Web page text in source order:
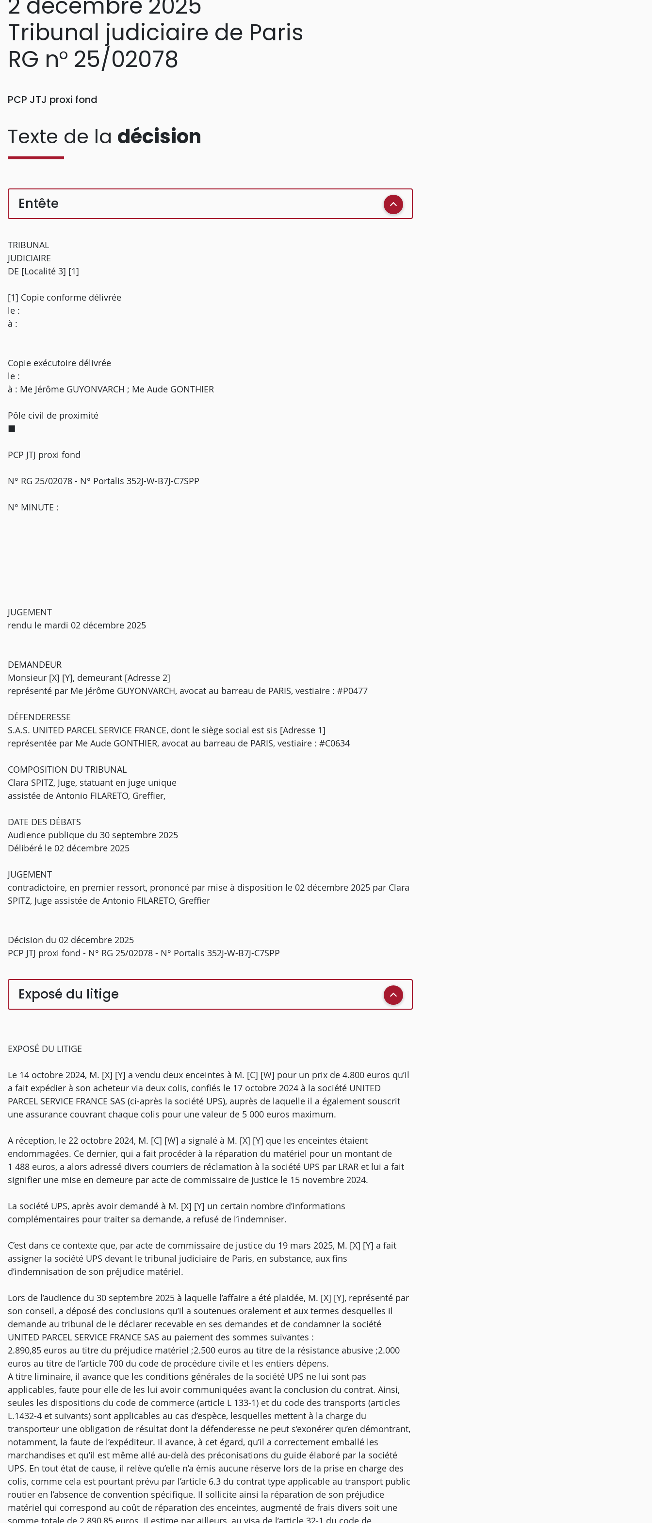
Tribunal judiciaire de Paris
RG n° 25/02078
PCP JTJ proxi fond
Texte de la décision
Entête
TRIBUNAL
JUDICIAIRE
DE [Localité 3] [1]
[1] Copie conforme délivrée
le :
à :
Copie exécutoire délivrée
le :
à : Me Jérôme GUYONVARCH ; Me Aude GONTHIER
Pôle civil de proximité
■
PCP JTJ proxi fond
N° RG 25/02078 - N° Portalis 352J-W-B7J-C7SPP
N° MINUTE :
JUGEMENT
rendu le mardi 02 décembre 2025
DEMANDEUR
Monsieur [X] [Y], demeurant [Adresse 2]
représenté par Me Jérôme GUYONVARCH, avocat au barreau de PARIS, vestiaire : #P0477
DÉFENDERESSE
S.A.S. UNITED PARCEL SERVICE FRANCE, dont le siège social est sis [Adresse 1]
représentée par Me Aude GONTHIER, avocat au barreau de PARIS, vestiaire : #C0634
COMPOSITION DU TRIBUNAL
Clara SPITZ, Juge, statuant en juge unique
assistée de Antonio FILARETO, Greffier,
DATE DES DÉBATS
Audience publique du 30 septembre 2025
Délibéré le 02 décembre 2025
JUGEMENT
contradictoire, en premier ressort, prononcé par mise à disposition le 02 décembre 2025 par Clara
SPITZ, Juge assistée de Antonio FILARETO, Greffier
Décision du 02 décembre 2025
PCP JTJ proxi fond - N° RG 25/02078 - N° Portalis 352J-W-B7J-C7SPP
Exposé du litige
EXPOSÉ DU LITIGE
Le 14 octobre 2024, M. [X] [Y] a vendu deux enceintes à M. [C] [W] pour un prix de 4.800 euros qu’il
a fait expédier à son acheteur via deux colis, confiés le 17 octobre 2024 à la société UNITED
PARCEL SERVICE FRANCE SAS (ci-après la société UPS), auprès de laquelle il a également souscrit
une assurance couvrant chaque colis pour une valeur de 5 000 euros maximum.
A réception, le 22 octobre 2024, M. [C] [W] a signalé à M. [X] [Y] que les enceintes étaient
endommagées. Ce dernier, qui a fait procéder à la réparation du matériel pour un montant de
1 488 euros, a alors adressé divers courriers de réclamation à la société UPS par LRAR et lui a fait
signifier une mise en demeure par acte de commissaire de justice le 15 novembre 2024.
La société UPS, après avoir demandé à M. [X] [Y] un certain nombre d’informations
complémentaires pour traiter sa demande, a refusé de l’indemniser.
C’est dans ce contexte que, par acte de commissaire de justice du 19 mars 2025, M. [X] [Y] a fait
assigner la société UPS devant le tribunal judiciaire de Paris, en substance, aux fins
d’indemnisation de son préjudice matériel.
Lors de l’audience du 30 septembre 2025 à laquelle l’affaire a été plaidée, M. [X] [Y], représenté par
son conseil, a déposé des conclusions qu’il a soutenues oralement et aux termes desquelles il
demande au tribunal de le déclarer recevable en ses demandes et de condamner la société
UNITED PARCEL SERVICE FRANCE SAS au paiement des sommes suivantes :
2.890,85 euros au titre du préjudice matériel ;2.500 euros au titre de la résistance abusive ;2.000
euros au titre de l’article 700 du code de procédure civile et les entiers dépens.
A titre liminaire, il avance que les conditions générales de la société UPS ne lui sont pas
applicables, faute pour elle de les lui avoir communiquées avant la conclusion du contrat. Ainsi,
seules les dispositions du code de commerce (article L 133-1) et du code des transports (articles
L.1432-4 et suivants) sont applicables au cas d’espèce, lesquelles mettent à la charge du
transporteur une obligation de résultat dont la défenderesse ne peut s’exonérer qu’en démontrant,
notamment, la faute de l’expéditeur. Il avance, à cet égard, qu’il a correctement emballé les
marchandises et qu’il est même allé au-delà des préconisations du guide élaboré par la société
UPS. En tout état de cause, il relève qu’elle n’a émis aucune réserve lors de la prise en charge des
colis, comme cela est pourtant prévu par l’article 6.3 du contrat type applicable au transport public
routier en l’absence de convention spécifique. Il sollicite ainsi la réparation de son préjudice
matériel qui correspond au coût de réparation des enceintes, augmenté de frais divers soit une
somme totale de 2 890,85 euros. Il estime par ailleurs, au visa de l’article 32-1 du code de